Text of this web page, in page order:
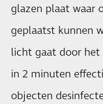
glazen plaat waar
geplaatst kunnen
licht gaat door het
in 2 minuten
objecten